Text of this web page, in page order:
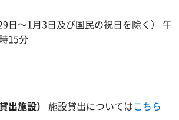
日～1月3日及び国民の祝日を除く） 午
15分
出施設） 施設貸出についてはこちら